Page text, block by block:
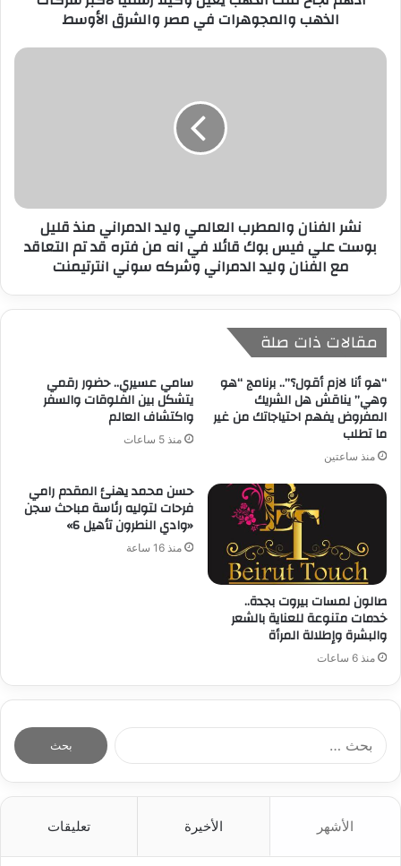
الذهب والمجوهرات في مصر والشرق الأوسط
نشر الفنان والمطرب العالمي وليد الدمراني منذ قليل
بوست علي فيس بوك قائلا في انه من فتره قد تم التعاقد
مع الفنان وليد الدمراني وشركه سوني انترتيمنت
مقالات ذات صلة
“هو أنا لازم أقول؟”.. برنامج “هو
وهي” يناقش هل الشريك
المفروض يفهم احتياجاتك من غير
ما تطلب
منذ ساعتين
سامي عسيري.. حضور رقمي
يتشكل بين الفلوقات والسفر
واكتشاف العالم
منذ 5 ساعات
صالون لمسات بيروت بجدة..
خدمات متنوعة للعناية بالشعر
والبشرة وإطلالة المرأة
منذ 6 ساعات
حسن محمد يهنئ المقدم رامي
فرحات لتوليه رئاسة مباحث سجن
«وادي النطرون تأهيل 6»
منذ 16 ساعة
الأشهر الأخيرة تعليقات